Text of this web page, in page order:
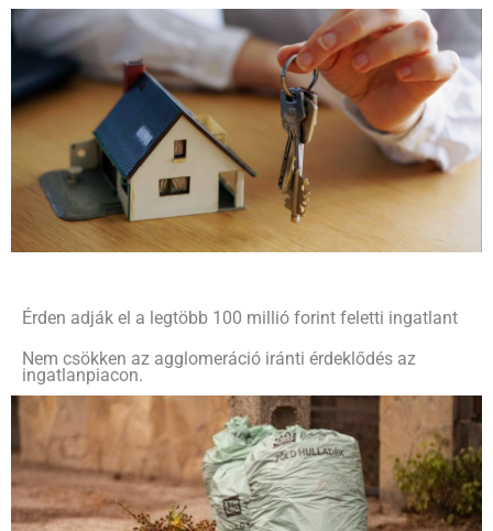
Érden adják el a legtöbb 100 millió forint feletti ingatlant
Nem csökken az agglomeráció iránti érdeklődés az
ingatlanpiacon.